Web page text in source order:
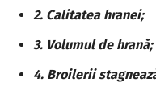
2. Calitatea hranei;
3. Volumul de hrană;
4. Broilerii